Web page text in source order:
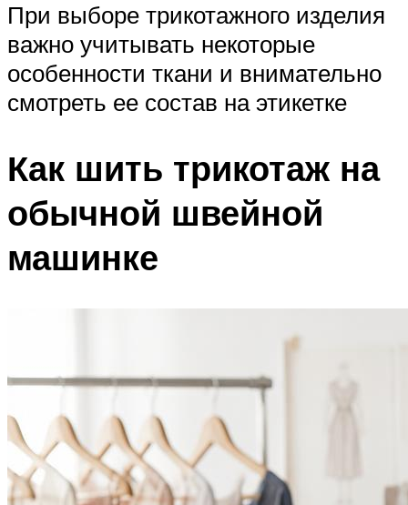
При выборе трикотажного изделия
важно учитывать некоторые
особенности ткани и внимательно
смотреть ее состав на этикетке
Как шить трикотаж на
обычной швейной
машинке